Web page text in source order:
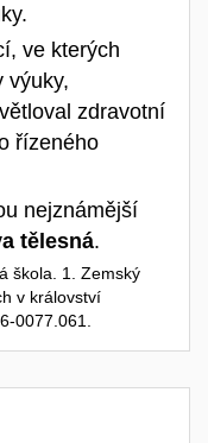
ve kterých
výuky,
zdravotní
řízeného
nejznámější
tělesná.
škola. 1. Zemský
v království
0077.061.​